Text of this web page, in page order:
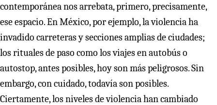
contemporánea nos arrebata, primero, precisamente,
ese espacio. En México, por ejemplo, la violencia ha
invadido carreteras y secciones amplias de ciudades;
los rituales de paso como los viajes en autobús o
autostop, antes posibles, hoy son más peligrosos. Sin
embargo, con cuidado, todavía son posibles.
Ciertamente, los niveles de violencia han cambiado